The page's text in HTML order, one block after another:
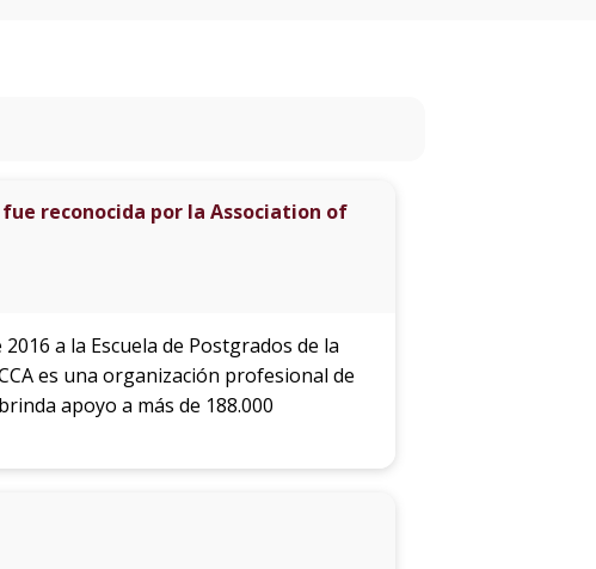
reconocida por la Association of
a la Escuela de Postgrados de la
es una organización profesional de
apoyo a más de 188.000